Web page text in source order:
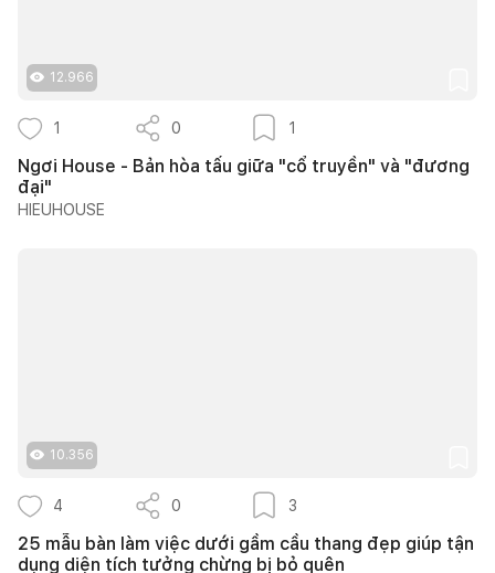
12.966
1 0 1
Ngơi House - Bản hòa tấu giữa "cổ truyền" và "đương
đại"
HIEUHOUSE
10.356
4 0 3
25 mẫu bàn làm việc dưới gầm cầu thang đẹp giúp tận
dụng diện tích tưởng chừng bị bỏ quên